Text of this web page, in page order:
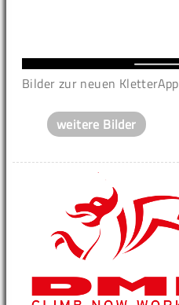
Bilder zur neuen KletterApp
weitere Bilder